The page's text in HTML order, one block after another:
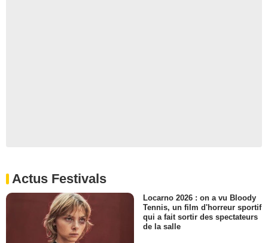
Actus Festivals
Locarno 2026 : on a vu Bloody
Tennis, un film d'horreur sportif
qui a fait sortir des spectateurs
de la salle